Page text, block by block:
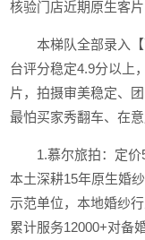
核验门店近期原生客
本梯队全部录入
台评分稳定4.9分以上
片，拍摄审美稳定、
最怕买家秀翻车、在
1.慕尔旅拍：定
本土深耕15年原生婚
示范单位，本地婚纱
累计服务12000+对备